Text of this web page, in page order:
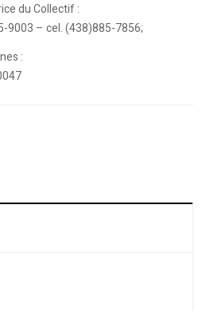
du Collectif :
9003 – cel. (438)885-7856;
:
études islamiques interdisciplinaires
: Une journée internationale contre les